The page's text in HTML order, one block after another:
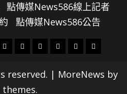
點傳媒News586線上記者
點傳媒News586公告
專
娛
影
劇
政
國
運
生
reserved. | MoreNews by
themes.